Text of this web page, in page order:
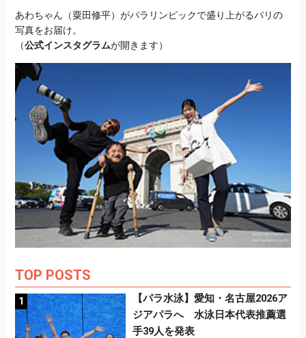
あわちゃん（粟田修平）がパラリンピックで盛り上がるパリの
写真をお届け。
（公式インスタグラムが開きます）
TOP POSTS
【パラ水泳】愛知・名古屋2026ア
ジアパラへ 水泳日本代表推薦選
手39人を発表